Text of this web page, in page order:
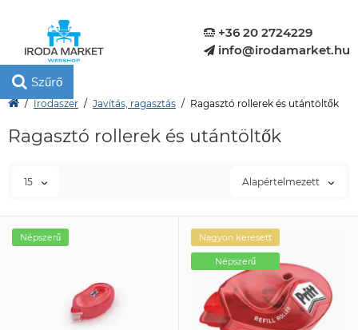
Szűrő
+36 20 2724229
info@irodamarket.hu
Irodaszer Javítás, ragasztás Ragasztó rollerek és utántöltők
Ragasztó rollerek és utántöltők
15 Alapértelmezett
Népszerű Nagyon keresett
Népszerű